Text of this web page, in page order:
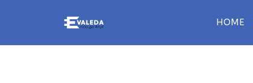
HOME